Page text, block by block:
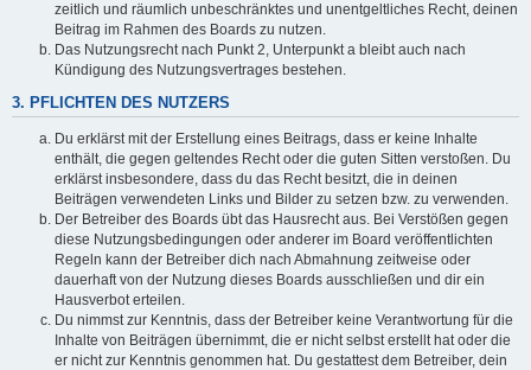
zeitlich und räumlich unbeschränktes und unentgeltliches Recht, deinen
Beitrag im Rahmen des Boards zu nutzen.
Das Nutzungsrecht nach Punkt 2, Unterpunkt a bleibt auch nach
Kündigung des Nutzungsvertrages bestehen.
3. PFLICHTEN DES NUTZERS
Du erklärst mit der Erstellung eines Beitrags, dass er keine Inhalte
enthält, die gegen geltendes Recht oder die guten Sitten verstoßen. Du
erklärst insbesondere, dass du das Recht besitzt, die in deinen
Beiträgen verwendeten Links und Bilder zu setzen bzw. zu verwenden.
Der Betreiber des Boards übt das Hausrecht aus. Bei Verstößen gegen
diese Nutzungsbedingungen oder anderer im Board veröffentlichten
Regeln kann der Betreiber dich nach Abmahnung zeitweise oder
dauerhaft von der Nutzung dieses Boards ausschließen und dir ein
Hausverbot erteilen.
Du nimmst zur Kenntnis, dass der Betreiber keine Verantwortung für die
Inhalte von Beiträgen übernimmt, die er nicht selbst erstellt hat oder die
er nicht zur Kenntnis genommen hat. Du gestattest dem Betreiber, dein